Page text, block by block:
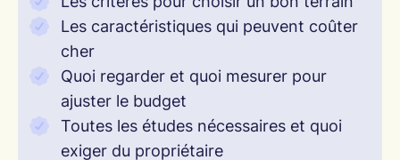
Les caractéristiques qui peuvent coûter
cher
Quoi regarder et quoi mesurer pour
ajuster le budget
Toutes les études nécessaires et quoi
exiger du propriétaire